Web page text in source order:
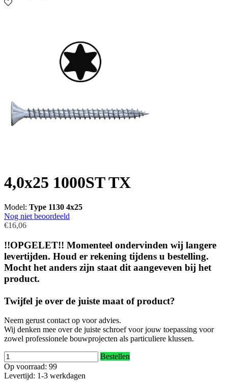
4,0x25 1000ST TX
Model: Type 1130 4x25
Nog niet beoordeeld
€16,06
!!OPGELET!! Momenteel ondervinden wij langere
levertijden. Houd er rekening tijdens u bestelling.
Mocht het anders zijn staat dit aangeveven bij het
product.
Twijfel je over de juiste maat of product?
Neem gerust contact op voor advies.
Wij denken mee over de juiste schroef voor jouw toepassing voor
zowel professionele bouwprojecten als particuliere klussen.
Bestellen
Op voorraad: 99
Levertijd: 1-3 werkdagen